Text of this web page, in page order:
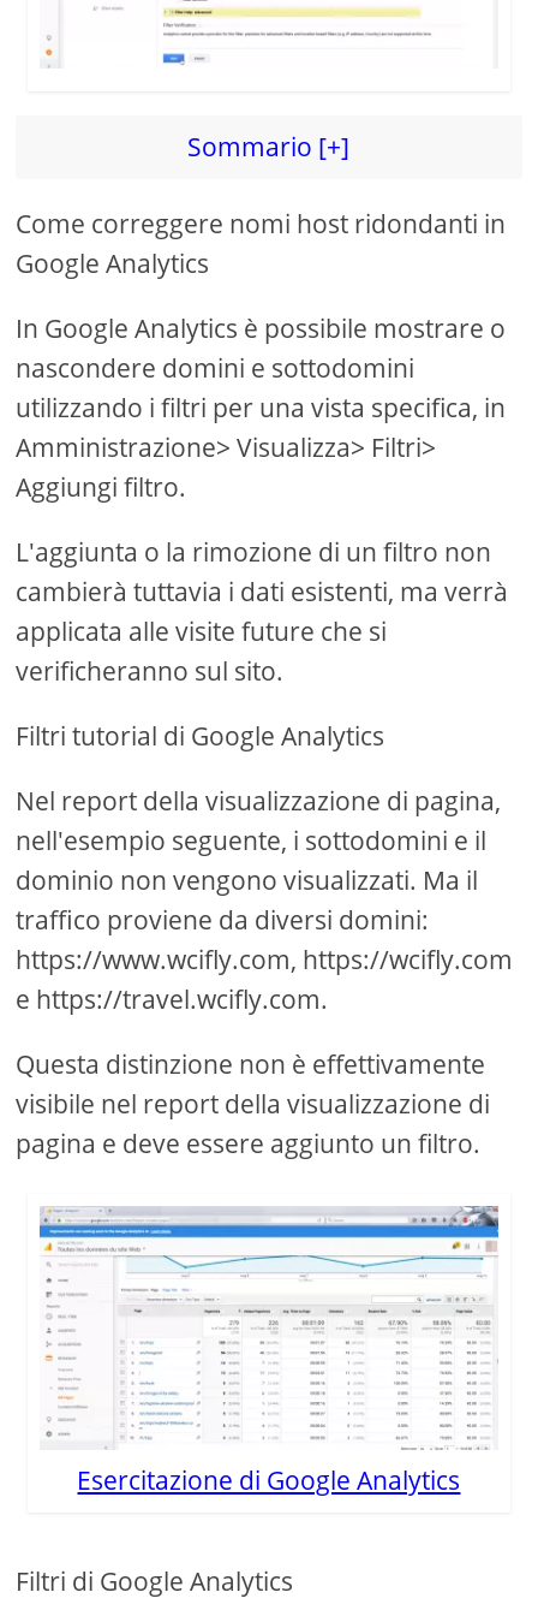
d
Sommario [+]
Come correggere nomi host ridondanti in
Google Analytics
In Google Analytics è possibile mostrare o
nascondere domini e sottodomini
utilizzando i filtri per una vista specifica, in
Amministrazione> Visualizza> Filtri>
Aggiungi filtro.
L'aggiunta o la rimozione di un filtro non
cambierà tuttavia i dati esistenti, ma verrà
applicata alle visite future che si
verificheranno sul sito.
Filtri tutorial di Google Analytics
Nel report della visualizzazione di pagina,
nell'esempio seguente, i sottodomini e il
dominio non vengono visualizzati. Ma il
traffico proviene da diversi domini:
https://www.wcifly.com, https://wcifly.com
e https://travel.wcifly.com.
Questa distinzione non è effettivamente
visibile nel report della visualizzazione di
pagina e deve essere aggiunto un filtro.
Esercitazione di Google Analytics
Filtri di Google Analytics